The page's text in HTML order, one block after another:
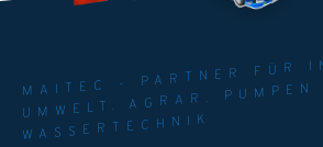
MAITEC - PARTNER FÜR
UMWELT. AGRAR. PUMPEN
WASSERTECHNIK